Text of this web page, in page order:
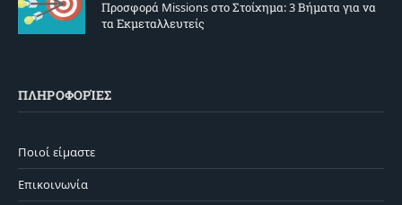
Προσφορά Missions στο Στοίχημα: 3 Βήματα για να
τα Εκμεταλλευτείς
ΠΛΗΡΟΦΟΡΊΕΣ
Ποιοί είμαστε
Επικοινωνία